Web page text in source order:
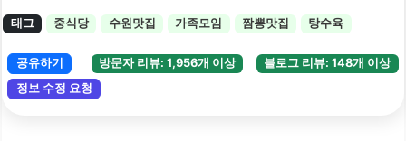
태그 중식당 수원맛집 가족모임 짬뽕맛집 탕수육
블로그 리뷰: 148개 이상
방문자 리뷰: 1,956개 이상
공유하기
정보 수정 요청